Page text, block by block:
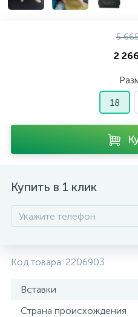
5
2
18
Купить в 1 клик
Код товара: 2206903
Вставки
Страна происхождения